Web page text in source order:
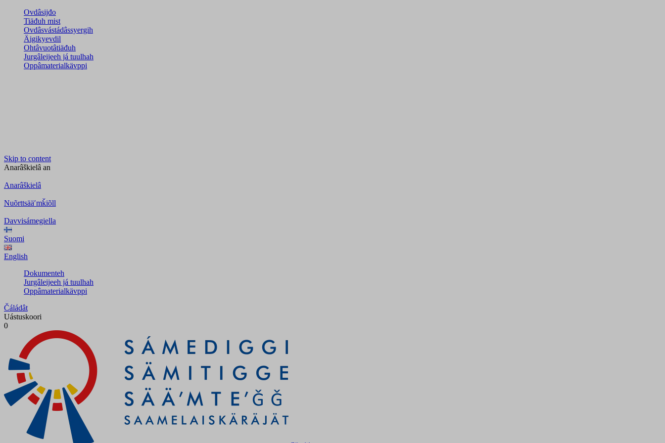
Ovdâsijđo
Tiäđuh mist
Ovdâsvástádâssyergih
Äigikyevdil
Ohtâvuotâtiäđuh
Jurgâleijeeh já tuulhah
Oppâmaterialkävppi
Skip to content
Anarâškielâ an
Anarâškielâ
Nuõrttsääʹmǩiõll
Davvisámegiella
Suomi
English
Dokumenteh
Jurgâleijeeh já tuulhah
Oppâmaterialkävppi
Čáládât
Uástuskoori
0